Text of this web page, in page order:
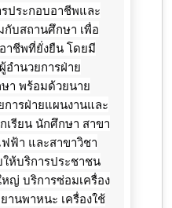
รประกอบอาชีพและ
กับสถานศึกษา เพื่อ
าชีพที่ยั่งยืน โดยมี
อำนวยการ​ฝ่าย​
า​ พร้อมด้วย​นาย
การ​ฝ่าย​แผนงาน​และ​
รียน นักศึกษา สาขา
ฟ้า และสาขาวิชา
ห้บริการประชาชน
ญ่​ บริการซ่อมเครื่อง
านพาหนะ เครื่องใช้